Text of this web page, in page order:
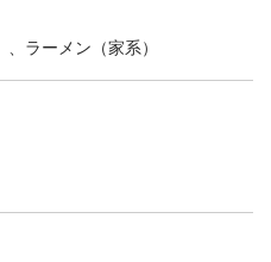
ラーメン（家系）